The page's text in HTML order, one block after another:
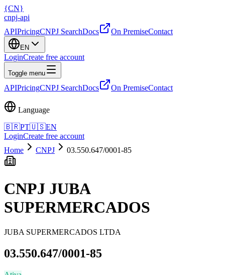
{CN}
cnpj-api
APIPricingCNPJ SearchDocs On PremiseContact
EN
LoginCreate free account
Toggle menu
APIPricingCNPJ SearchDocs On PremiseContact
Language
🇧🇷PT🇺🇸EN
LoginCreate free account
Home
CNPJ 03.550.647/0001-85
CNPJ JUBA
SUPERMERCADOS
JUBA SUPERMERCADOS LTDA
03.550.647/0001-85